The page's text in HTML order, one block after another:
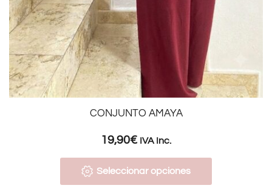
CONJUNTO AMAYA
19,90€ IVA Inc.
Seleccionar opciones